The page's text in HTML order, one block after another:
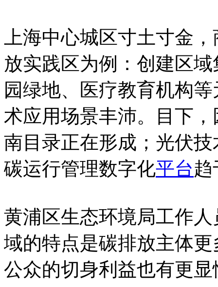
上海中心城区寸土寸金
放实践区为例：创建区
园绿地、医疗教育机构
术应用场景丰沛。目下
南目录正在形成；光伏
碳运行管理数字化平台趋
黄浦区生态环境局工作
域的特点是碳排放主体
公众的切身利益也有更显